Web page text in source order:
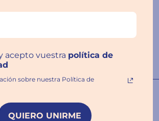
de Clientes
familias hablan por
nosotros ❤️
acepto vuestra política de
sobre nuestra Política de
QUIERO UNIRME